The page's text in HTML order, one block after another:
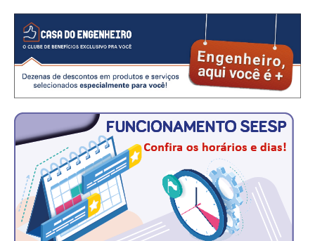
AGENDA
SEESP NOTÍCIAS
NOTÍCIAS NO WHATSAPP
PUBLICAÇÕES
PUBLICIDADE
MANUAL DE REDAÇÃO
RELEASES